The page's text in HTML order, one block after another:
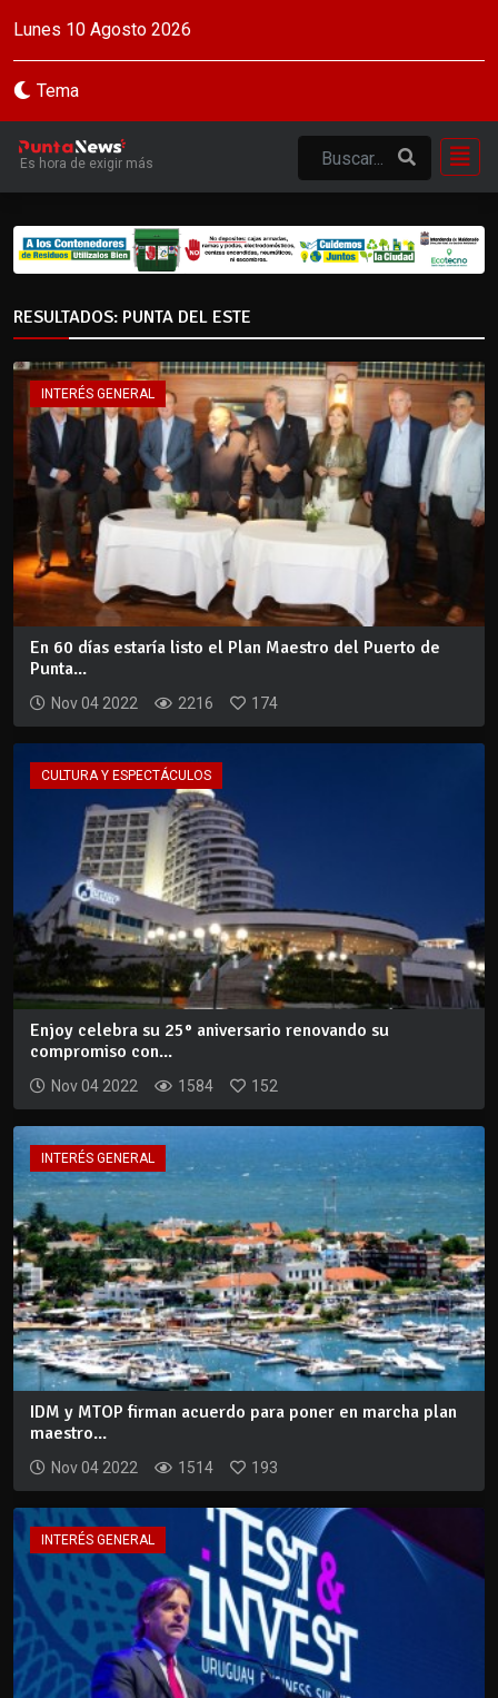
Lunes 10 Agosto 2026
Tema
Es hora de exigir más
RESULTADOS: PUNTA DEL ESTE
INTERÉS GENERAL
En 60 días estaría listo el Plan Maestro del Puerto de
Punta...
Nov 04 2022 2216 174
CULTURA Y ESPECTÁCULOS
Enjoy celebra su 25° aniversario renovando su
compromiso con...
Nov 04 2022 1584 152
INTERÉS GENERAL
IDM y MTOP firman acuerdo para poner en marcha plan
maestro...
Nov 04 2022 1514 193
INTERÉS GENERAL